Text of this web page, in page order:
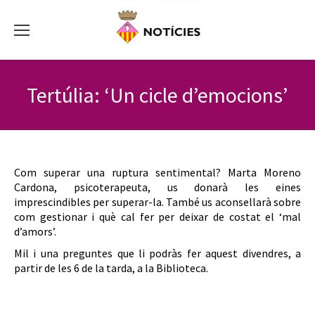
Tertúlia: ‘Un cicle d’emocions’
Com superar una ruptura sentimental? Marta Moreno
Cardona, psicoterapeuta, us donarà les eines
imprescindibles per superar-la. També us aconsellarà sobre
com gestionar i què cal fer per deixar de costat el ‘mal
d’amors’.
Mil i una preguntes que li podràs fer aquest divendres, a
partir de les 6 de la tarda, a la Biblioteca.